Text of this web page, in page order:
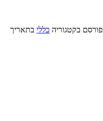
פורסם בקטגוריה כללי בתאריך